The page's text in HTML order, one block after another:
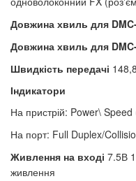
Довжина хвиль для
Довжина хвиль для
Швидкість передачі
Індикатори
На пристрій: Power\ Speed
На порт: Full Duplex/
Живлення на вході 7.5В
живлення